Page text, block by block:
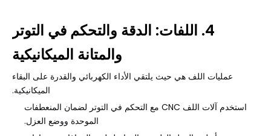
4. اللفات: الدقة والتحكم في التوتر
والمتانة الميكانيكية
عمليات اللف هي حيث يلتقي الأداء الكهربائي والقدرة على البقاء
الميكانيكية.
استخدم آلات اللف CNC مع التحكم في التوتر لضمان المنعطفات
الموحدة ووضع العزل.